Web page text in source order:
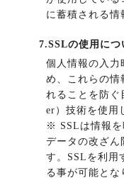
に蓄積される情
7.SSLの使用につ
個人情報の入力
め、これらの情
れることを防ぐ
er）技術を使用
※ SSLは情報を
データの改ざん
す。SSLを利用
る事が可能とな